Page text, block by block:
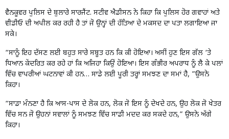
ਵੈਨਕੂਵਰ ਪੁਲਿਸ ਦੇ ਬੁਲਾਰੇ ਸਾਰਜੈਂਟ. ਸਟੀਵ ਐਡੀਸਨ ਨੇ ਕਿਹਾ ਕਿ ਪੁਲਿਸ ਹੋਰ ਗਵਾਹਾਂ ਅਤੇ
ਵੀਡੀਓ ਦੀ ਅਪੀਲ ਕਰ ਰਹੀ ਹੈ ਤਾਂ ਜੋ ਉਨ੍ਹਾਂ ਦੀ ਹੱਤਿਆ ਦੇ ਮਕਸਦ ਦਾ ਪਤਾ ਲਗਾਇਆ ਜਾ
ਸਕੇ।
“ਸਾਨੂੰ ਇਹ ਦੱਸਣ ਲਈ ਬਹੁਤ ਸਾਰੇ ਸਬੂਤ ਹਨ ਕਿ ਕੀ ਹੋਇਆ। ਅਸੀਂ ਹੁਣ ਇਸ ਗੱਲ ‘ਤੇ
ਧਿਆਨ ਕੇਂਦਰਿਤ ਕਰ ਰਹੇ ਹਾਂ ਕਿ ਅਜਿਹਾ ਕਿਉਂ ਹੋਇਆ। ਇਸ ਗੰਭੀਰ ਅਪਰਾਧ ਨੂੰ ਲੈ ਕੇ ਪਲਾਂ
ਵਿੱਚ ਵਾਪਰੀਆਂ ਘਟਨਾਵਾਂ ਕੀ ਹਨ… ਸਾਡੇ ਲਈ ਪੂਰੀ ਤਰ੍ਹਾਂ ਸਮਝਣ ਦਾ ਸਮਾਂ ਹੈ, ”ਉਸਨੇ
ਕਿਹਾ।
“ਸਾਡਾ ਮੰਨਣਾ ਹੈ ਕਿ ਆਸ-ਪਾਸ ਦੇ ਲੋਕ ਹਨ, ਲੋਕ ਜੋ ਇਸ ਨੂੰ ਦੇਖਦੇ ਹਨ, ਉਹ ਲੋਕ ਜੋ ਖੇਤਰ
ਵਿੱਚ ਸਨ ਜੋ ਉਹਨਾਂ ਸਵਾਲਾਂ ਨੂੰ ਸਮਝਣ ਵਿੱਚ ਸਾਡੀ ਮਦਦ ਕਰ ਸਕਦੇ ਹਨ,” ਉਸਨੇ ਅੱਗੇ
ਕਿਹਾ।